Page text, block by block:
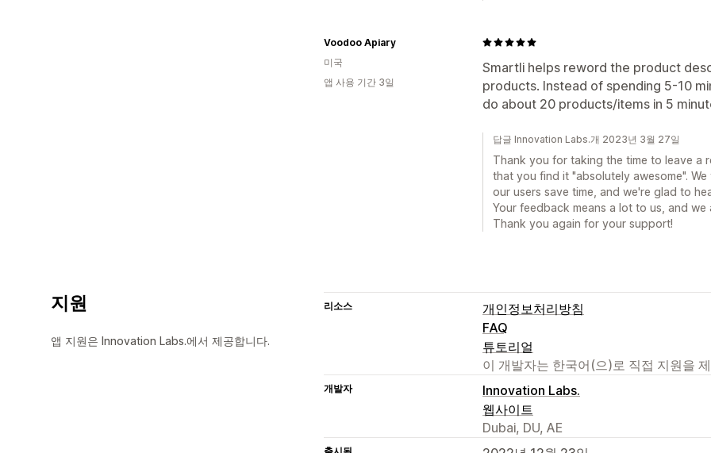
Smartli helps reword the product
products. Instead of spending 5-10
do about 20 products/items in 5
Voodoo Apiary
미국
앱 사용 기간 3일
답글 Innovation Labs.개 2023년 3월 27일
Thank you for taking the time to leave a
that you find it "absolutely awesome".
our users save time, and we're glad to
Your feedback means a lot to us, and
Thank you again for your support!
지원
앱 지원은 Innovation Labs.에서 제공합니다.
리소스
개인정보처리방침
FAQ
튜토리얼
이 개발자는 한국어(으)로 직접 지원을
개발자
Innovation Labs.
웹사이트
Dubai, DU, AE